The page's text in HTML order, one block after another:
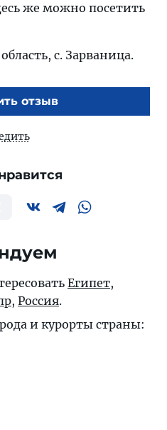
же можно посетить
с. Зарваница.
отзыв
Египет,
, Россия.
и курорты страны: